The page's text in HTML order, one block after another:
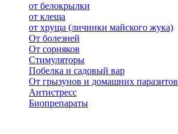
от белокрылки
от клеща
от хруща (личинки майского жука)
От болезней
От сорняков
Стимуляторы
Побелка и садовый вар
От грызунов и домашних паразитов
Антистресс
Биопрепараты